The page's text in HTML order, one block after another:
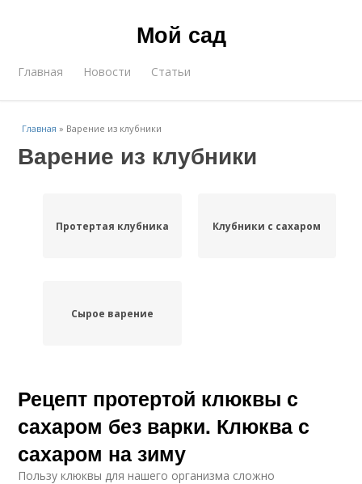
Мой сад
Главная Новости Статьи
Главная » Варение из клубники
Варение из клубники
Протертая клубника Клубники с сахаром
Сырое варение
Рецепт протертой клюквы с
сахаром без варки. Клюква с
сахаром на зиму
Пользу клюквы для нашего организма сложно